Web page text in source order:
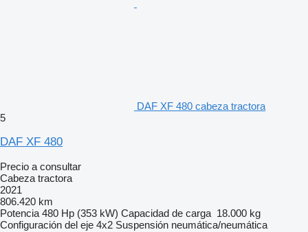
DAF XF 480 cabeza tractora
5
DAF XF 480
Precio a consultar
Cabeza tractora
2021
806.420 km
Potencia 480 Hp (353 kW) Capacidad de carga 18.000 kg
Configuración del eje 4x2 Suspensión neumática/neumática